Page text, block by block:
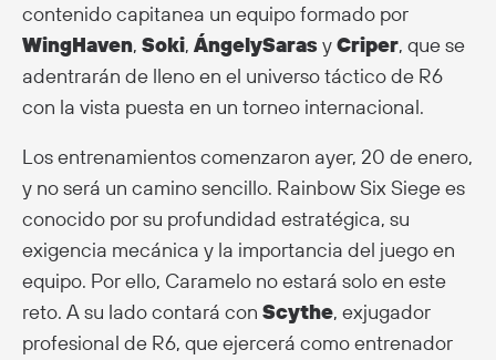
contenido capitanea un equipo formado por
WingHaven, Soki, ÁngelySaras yCriper, que se
adentrarán de lleno en el universo táctico de R6
con la vista puesta en un torneo internacional.
Los entrenamientos comenzaron ayer, 20 de enero,
y no será un camino sencillo. Rainbow Six Siege es
conocido por su profundidad estratégica, su
exigencia mecánica y la importancia del juego en
equipo. Por ello, Caramelo no estará solo en este
reto. A su lado contará con Scythe, exjugador
profesional de R6, que ejercerá como entrenador